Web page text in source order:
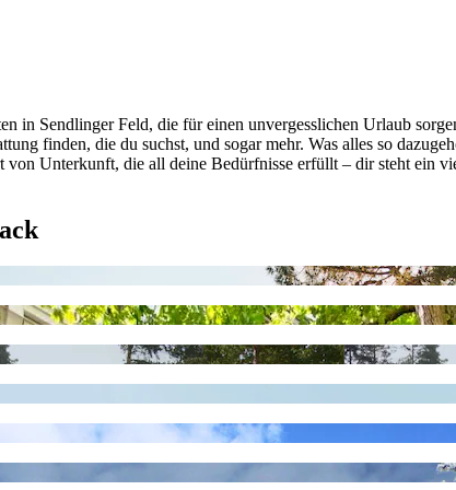
in Sendlinger Feld, die für einen unvergesslichen Urlaub
finden, die du suchst, und sogar mehr. Was alles so
von Unterkunft, die all deine Bedürfnisse erfüllt – dir steht ein